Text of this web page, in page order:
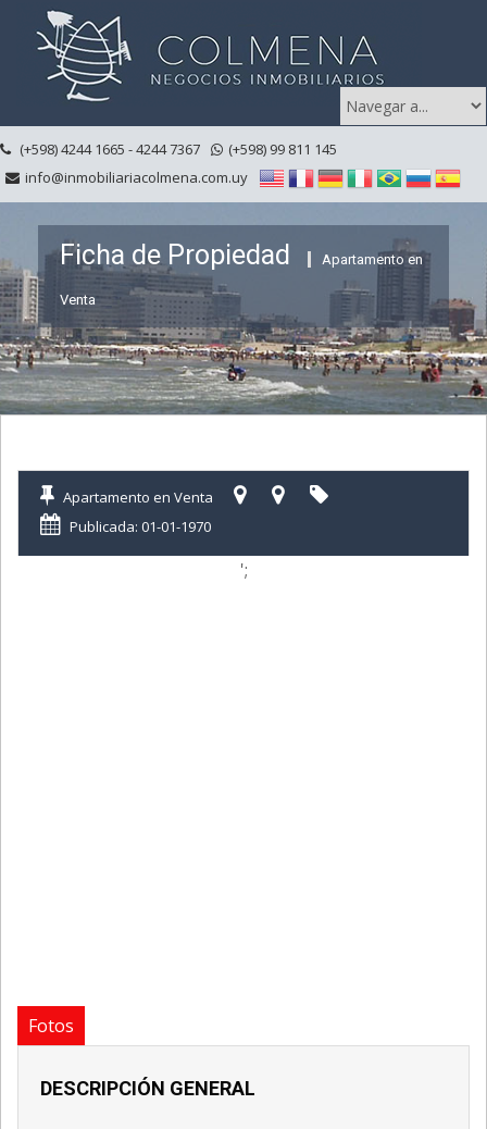
(+598) 4244 1665 - 4244 7367
(+598) 99 811 145
info@inmobiliariacolmena.com.uy
Ficha de Propiedad Apartamento en
Venta
Apartamento en Venta
Publicada: 01-01-1970
';
Fotos
DESCRIPCIÓN GENERAL